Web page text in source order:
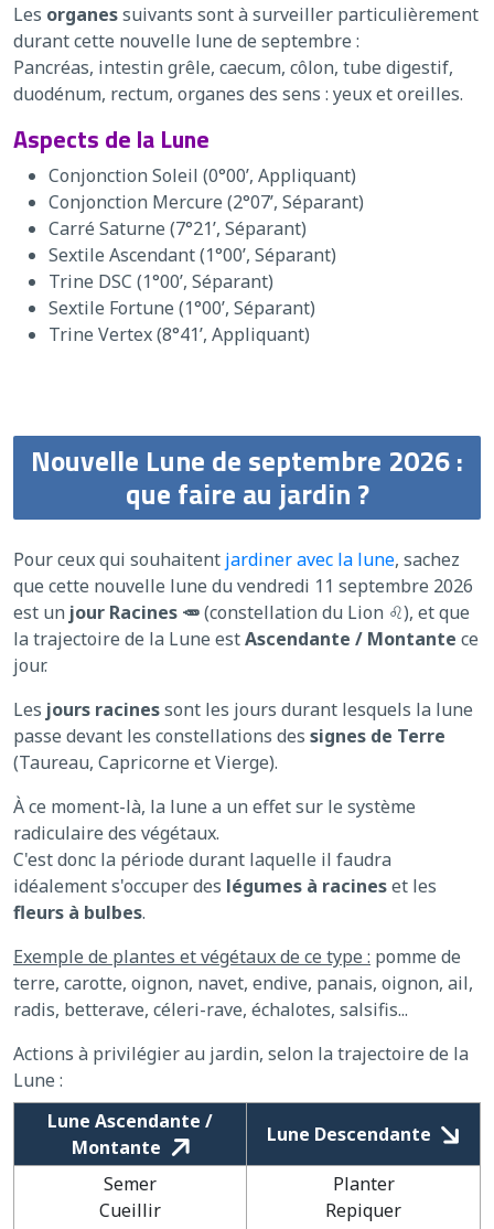
Les organessuivants sont à surveiller particulièrement
durant cette nouvelle lune de septembre :
Pancréas, intestin grêle, caecum, côlon, tube digestif,
duodénum, ​​rectum, organes des sens : yeux et oreilles.
Aspects de la Lune
Conjonction Soleil (0°00’, Appliquant)
Conjonction Mercure (2°07’, Séparant)
Carré Saturne (7°21’, Séparant)
Sextile Ascendant (1°00’, Séparant)
Trine DSC (1°00’, Séparant)
Sextile Fortune (1°00’, Séparant)
Trine Vertex (8°41’, Appliquant)
Nouvelle Lune de septembre 2026 :
que faire au jardin ?
Pour ceux qui souhaitent jardiner avec la lune, sachez
que cette nouvelle lune du vendredi 11 septembre 2026
est un jour Racines 🥕(constellation du Lion ♌), et que
la trajectoire de la Lune estAscendante / Montante ce
jour.
Les jours racinessont les jours durant lesquels la lune
passe devant les constellations des signes de Terre
(Taureau, Capricorne et Vierge).
À ce moment-là, la lune a un effet sur le système
radiculaire des végétaux.
C'est donc la période durant laquelle il faudra
idéalement s'occuper des légumes à racineset les
fleurs à bulbes.
Exemple de plantes et végétaux de ce type : pomme de
terre, carotte, oignon, navet, endive, panais, oignon, ail,
radis, betterave, céleri-rave, échalotes, salsifis...
Actions à privilégier au jardin, selon la trajectoire de la
Lune :
Lune Ascendante /
Montante
Lune Descendante
Semer
Cueillir
Planter
Repiquer